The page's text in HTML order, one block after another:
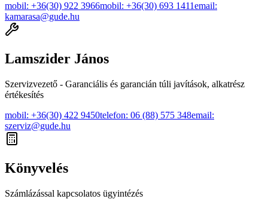
mobil: +36(30) 922 3966mobil: +36(30) 693 1411email:
kamarasa@gude.hu
Lamszider János
Szervizvezető - Garanciális és garancián túli javítások, alkatrész
értékesítés
mobil: +36(30) 422 9450telefon: 06 (88) 575 348email:
szerviz@gude.hu
Könyvelés
Számlázással kapcsolatos ügyintézés